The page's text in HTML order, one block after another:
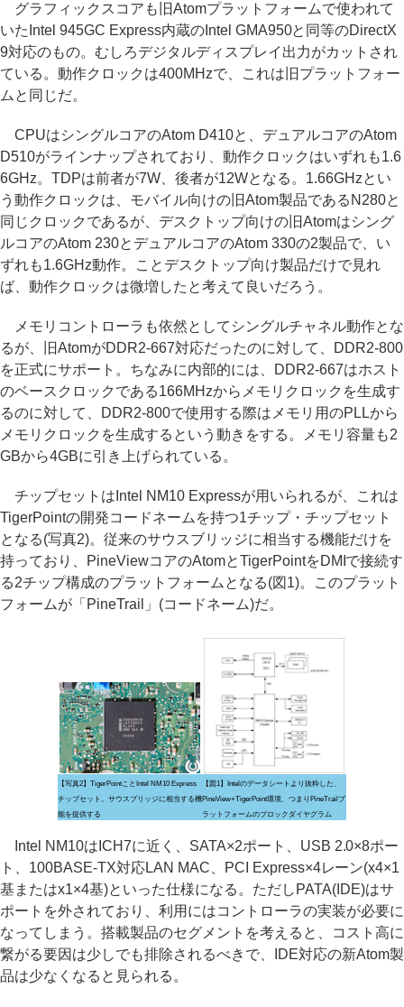
グラフィックスコアも旧Atomプラットフォームで使われて
いたIntel 945GC Express内蔵のIntel GMA950と同等のDirectX
9対応のもの。むしろデジタルディスプレイ出力がカットされ
ている。動作クロックは400MHzで、これは旧プラットフォー
ムと同じだ。
CPUはシングルコアのAtom D410と、デュアルコアのAtom
D510がラインナップされており、動作クロックはいずれも1.6
6GHz。TDPは前者が7W、後者が12Wとなる。1.66GHzとい
う動作クロックは、モバイル向けの旧Atom製品であるN280と
同じクロックであるが、デスクトップ向けの旧Atomはシング
ルコアのAtom 230とデュアルコアのAtom 330の2製品で、い
ずれも1.6GHz動作。ことデスクトップ向け製品だけで見れ
ば、動作クロックは微増したと考えて良いだろう。
メモリコントローラも依然としてシングルチャネル動作とな
るが、旧AtomがDDR2-667対応だったのに対して、DDR2-800
を正式にサポート。ちなみに内部的には、DDR2-667はホスト
のベースクロックである166MHzからメモリクロックを生成す
るのに対して、DDR2-800で使用する際はメモリ用のPLLから
メモリクロックを生成するという動きをする。メモリ容量も2
GBから4GBに引き上げられている。
チップセットはIntel NM10 Expressが用いられるが、これは
TigerPointの開発コードネームを持つ1チップ・チップセット
となる(写真2)。従来のサウスブリッジに相当する機能だけを
持っており、PineViewコアのAtomとTigerPointをDMIで接続す
る2チップ構成のプラットフォームとなる(図1)。このプラット
フォームが「PineTrail」(コードネーム)だ。
【写真2】TigerPointことIntel NM10 Express
チップセット。サウスブリッジに相当する機
能を提供する
【図1】Intelのデータシートより抜粋した、
PineView+TigerPoint環境、つまりPineTrailプ
ラットフォームのブロックダイヤグラム
Intel NM10はICH7に近く、SATA×2ポート、USB 2.0×8ポー
ト、100BASE-TX対応LAN MAC、PCI Express×4レーン(x4×1
基またはx1×4基)といった仕様になる。ただしPATA(IDE)はサ
ポートを外されており、利用にはコントローラの実装が必要に
なってしまう。搭載製品のセグメントを考えると、コスト高に
繋がる要因は少しでも排除されるべきで、IDE対応の新Atom製
品は少なくなると見られる。